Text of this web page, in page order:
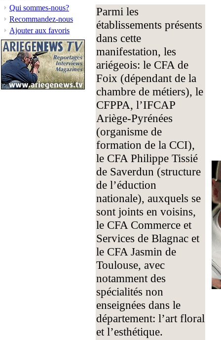
Qui sommes-nous?
Recommandez-nous
Ajouter aux favoris
Parmi les
établissements présents
dans cette
manifestation, les
ariégeois: le CFA de
Foix (dépendant de la
chambre de métiers), le
CFPPA, l’IFCAP
Ariège-Pyrénées
(organisme de
formation de la CCI),
le CFA Philippe Tissié
de Saverdun (structure
de l’éduction
nationale), auxquels se
sont joints en voisins,
le CFA Commerce et
Services de Blagnac et
le CFA Jasmin de
Toulouse, avec
notamment des
spécialités non
enseignées dans le
département: l’art floral
et l’esthétique.